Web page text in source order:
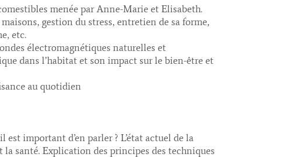
menée par Anne-Marie et Elisabeth.
maisons, gestion du stress, entretien de sa forme,
etc.
électromagnétiques naturelles et
dans l’habitat et son impact sur le bien-être et
au quotidien
important d’en parler ? L’état actuel de la
santé. Explication des principes des techniques